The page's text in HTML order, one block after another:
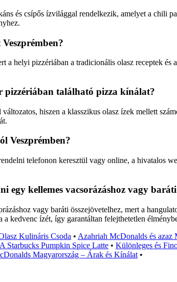
és csípős ízvilággal rendelkezik, amelyet a chili
a helyi pizzériában a tradicionális olasz receptek
található pizza kínálat?
hiszen a klasszikus olasz ízek mellett
Veszprémben?
telefonon keresztül vagy online, a hivatalos
egy kellemes vacsorázáshoz vagy baráti
vagy baráti összejövetelhez, mert a
kedvenc ízét, így garantáltan felejthetetlen
Kulináris Csoda • Azahriah McDonalds és azaz
Starbucks Pumpkin Spice Latte • Különleges és
Magyarország – Árak és Kínálat •